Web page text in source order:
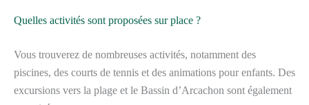
Quelles activités sont proposées sur place ?
Vous trouverez de nombreuses activités, notamment des
piscines, des courts de tennis et des animations pour enfants. Des
excursions vers la plage et le Bassin d’Arcachon sont également